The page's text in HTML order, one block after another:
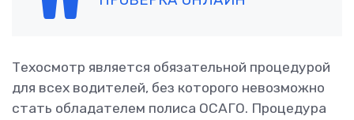
Техосмотр является обязательной процедурой
для всех водителей, без которого невозможно
стать обладателем полиса ОСАГО. Процедура